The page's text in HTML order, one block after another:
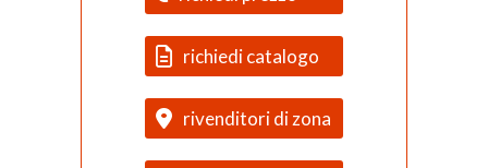
richiedi catalogo
rivenditori di zona